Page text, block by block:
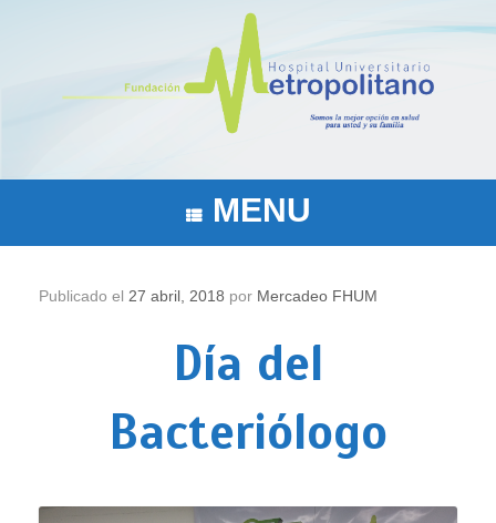
MENU
Publicado el 27 abril, 2018 por Mercadeo FHUM
Día del
Bacteriólogo